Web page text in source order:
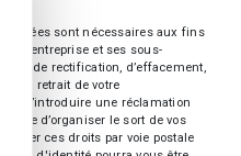
sont nécessaires aux fins
à l'entreprise et ses sous-
de rectification, d’effacement,
de retrait de votre
d’introduire une réclamation
que d’organiser le sort de vos
ces droits par voie postale